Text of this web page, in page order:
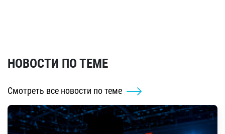
НОВОСТИ ПО ТЕМЕ
Смотреть все новости по теме